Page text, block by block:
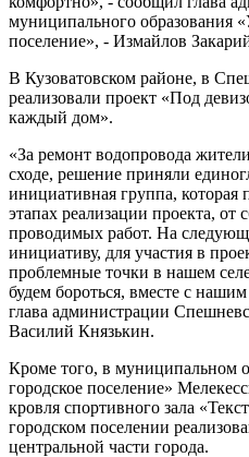
муниципального образования
поселение», - Измайлов
В Кузоватовском районе, в
реализовали проект «Под
каждый дом».
«За ремонт водопровода
сходе, решение приняли
инициативная группа, которая
этапах реализации проекта, от
проводимых работ. На
инициативу, для участия в
проблемные точки в нашем
будем бороться, вместе с
глава администрации
Василий Князькин.
Кроме того, в муниципальном
городское поселение»
кровля спортивного зала
городском поселении
центральной части города.